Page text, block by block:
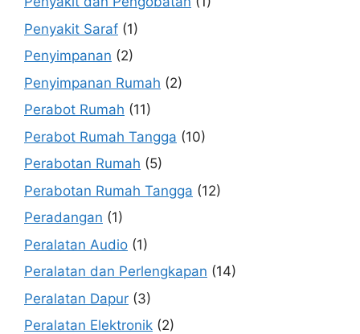
Penyakit Saraf (1)
Penyimpanan (2)
Penyimpanan Rumah (2)
Perabot Rumah (11)
Perabot Rumah Tangga (10)
Perabotan Rumah (5)
Perabotan Rumah Tangga (12)
Peradangan (1)
Peralatan Audio (1)
Peralatan dan Perlengkapan (14)
Peralatan Dapur (3)
Peralatan Elektronik (2)